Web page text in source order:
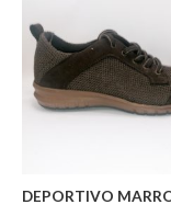
DEPORTIVO